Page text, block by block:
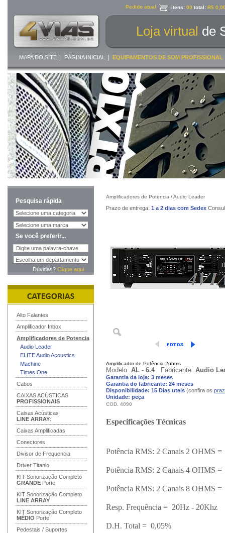
Pedido atual itens: 00 total: R$
Loja virtual de
MAPA DO SITE PÁGINA INICIAL EQUIPAMENTOS DE SOM PROFISSIONAL
Pesquisa rápida
Se você preferir...
Dúvidas? Clique aqui
Alto Falantes
Amplificador Inbox
Amplificadores de Potencia
Audio Leader
ELITE Audio Acoustics
Machine
Times One
Cabos
CAIXAS ACÚSTICAS
PROFISSIONAIS
Caixas Acústicas
LINE ARRAY:
Caixas Amplificadas
Conectores
Divisor de Frequencia
Driver Titanio
KIT Sonorização Completo
GRANDE Porte
KIT Sonorização Completo
LINE ARRAY
KIT Sonorização Completo
MÉDIO Porte
Pedestais / Suportes
Amplificadores de Potencia /Audio Leader
Prazo de entrega: 1 a 2 dias com Sedex
Amplificador de Potência 2ohms
Modelo: AL - 6.4 Fabricante: Audio
Garantia da loja: 3 meses
Garantia do fabricante: 24 meses
Disponibilidade: 15 Dias uteis (confira os
Unidade: peça
COD. 4090
Especificações Técnicas
Potência RMS: 2 Canais 2 OHMS
Potência RMS: 2 Canais 4 OHMS
Potência RMS: 2 Canais 8 OHMS
Resp. Frequência = 20Hz - 20Khz
D.H. Total = 0,05%